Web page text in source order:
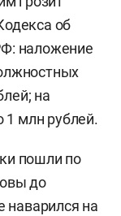
об
наложение
на
1 млн рублей.
пошли по
до
наварился на